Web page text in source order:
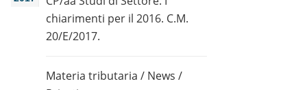
chiarimenti per il 2016. C.M.
20/E/2017.
Materia tributaria / News /